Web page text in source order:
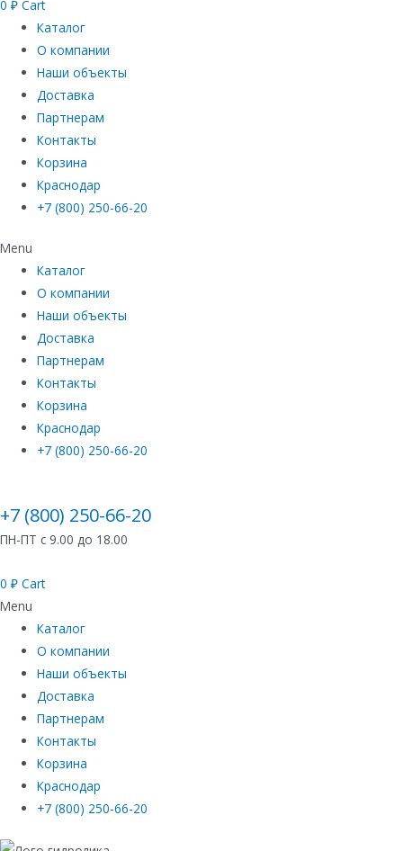
0 ₽ Cart
Каталог
О компании
Наши объекты
Доставка
Партнерам
Контакты
Корзина
Краснодар
+7 (800) 250-66-20
Menu
Каталог
О компании
Наши объекты
Доставка
Партнерам
Контакты
Корзина
Краснодар
+7 (800) 250-66-20
+7 (800) 250-66-20
ПН-ПТ с 9.00 до 18.00
0 ₽ Cart
Menu
Каталог
О компании
Наши объекты
Доставка
Партнерам
Контакты
Корзина
Краснодар
+7 (800) 250-66-20